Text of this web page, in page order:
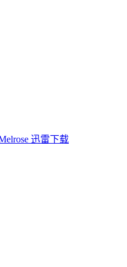
迅雷下载